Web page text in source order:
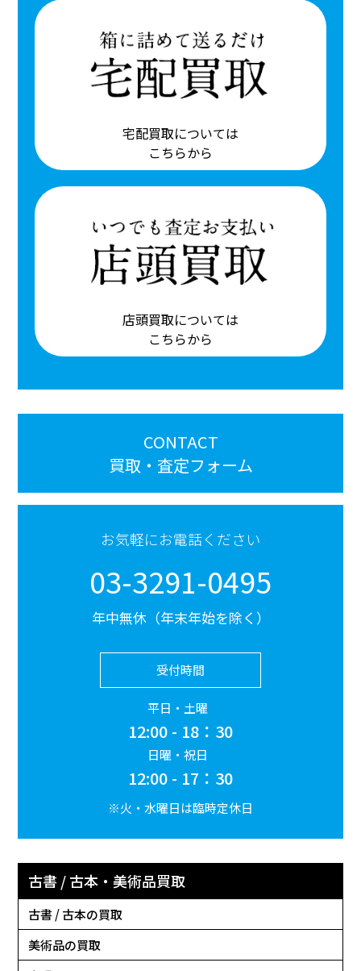
宅配買取については
こちらから
店頭買取については
こちらから
CONTACT
買取・査定フォーム
お気軽にお電話ください
03-3291-0495
年中無休（年末年始を除く）
受付時間
平日・土曜
12:00 - 18：30
日曜・祝日
12:00 - 17：30
※火・水曜日は臨時定休日
古書 / 古本・美術品買取
古書 / 古本の買取
美術品の買取